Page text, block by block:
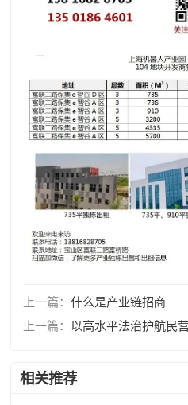
上一篇： 什么是产业链招商
上一篇： 以高水平法治护航民营经济发展，2025年5月20日起施行《中华人民
相关推荐